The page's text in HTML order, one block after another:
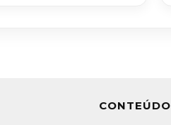
CONTEÚDO